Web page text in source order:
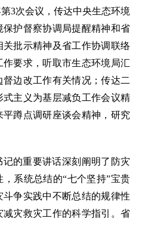
3次会议，传达中央生态环境
护督察协调局提醒精神和省
批示精神及省工作协调联络
要求，听取市生态环境局汇
边改工作有关情况；传达二
主义为基层减负工作会议精
蹲点调研座谈会精神，研究
的重要讲话深刻阐明了防灾
系统总结的“七个坚持”宝贵
争实践中不断总结的规律性
灾救灾工作的科学指引。省